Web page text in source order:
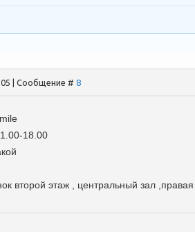
| Сообщение # 8
18.00
второй этаж , центральный зал ,правая